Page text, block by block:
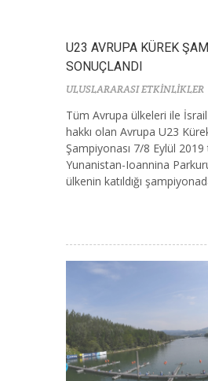
U23 AVRUPA KÜREK
SONUÇLANDI
ULUSLARARASI ETKİNLİKLER
Tüm Avrupa ülkeleri ile
hakkı olan Avrupa U23
Şampiyonası 7/8 Eylül
Yunanistan-Ioannina
ülkenin katıldığı